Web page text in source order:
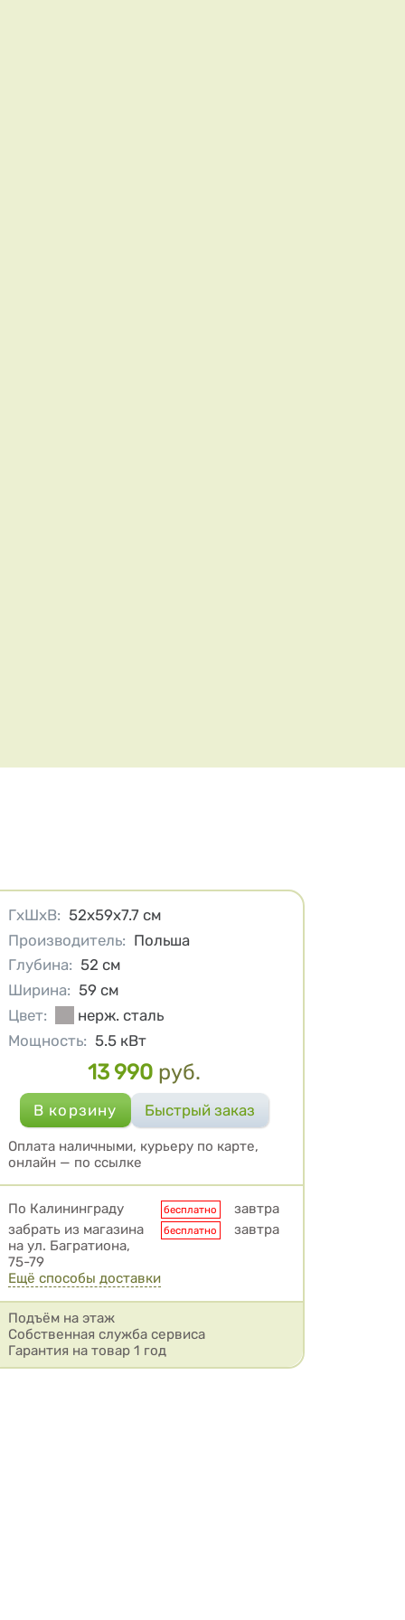
Характеристики
ГхШхВ: 52х59х7.7 см
Производитель: Польша
Глубина: 52 см
Ширина: 59 см
Цвет:
нерж. сталь
Мощность: 5.5 кВт
Цена
13 990 руб.
Оплата наличными, курьеру по карте,
онлайн — по ссылке
Условия доставки
По Калининграду бесплатно
завтра
забрать из магазина
на ул. Багратиона,
75-79
бесплатно завтра
Ещё способы доставки
Подъём на этаж
Собственная служба сервиса
Гарантия на товар 1 год